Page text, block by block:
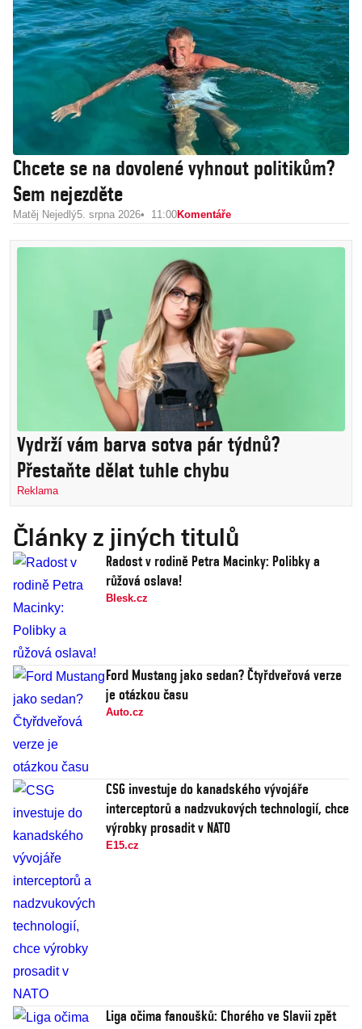
Chcete se na dovolené vyhnout politikům?
Sem nejezděte
Matěj Nejedlý5. srpna 2026 11:00Komentáře
Vydrží vám barva sotva pár týdnů?
Přestaňte dělat tuhle chybu
Reklama
Články z jiných titulů
Radost v rodině Petra Macinky: Polibky a
růžová oslava!
Blesk.cz
Ford Mustang jako sedan? Čtyřdveřová verze
je otázkou času
Auto.cz
CSG investuje do kanadského vývojáře
interceptorů a nadzvukových technologií, chce
výrobky prosadit v NATO
E15.cz
Liga očima fanoušků: Chorého ve Slavii zpět